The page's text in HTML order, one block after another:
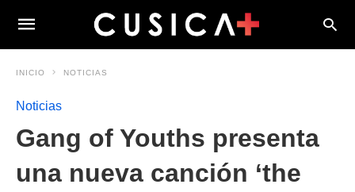
INICIO NOTICIAS
Noticias
Gang of Youths presenta
una nueva canción ‘the